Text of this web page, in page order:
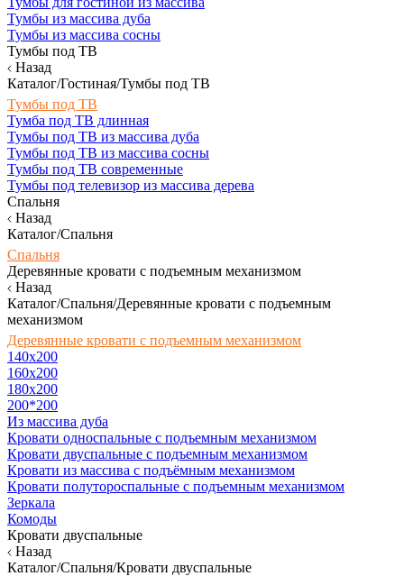
Тумбы из массива дуба
Тумбы из массива сосны
Тумбы под ТВ
Назад
Каталог/Гостиная/Тумбы под ТВ
Тумбы под ТВ
Тумба под ТВ длинная
Тумбы под ТВ из массива дуба
Тумбы под ТВ из массива сосны
Тумбы под ТВ современные
Тумбы под телевизор из массива дерева
Спальня
Назад
Каталог/Спальня
Спальня
Деревянные кровати с подъемным механизмом
Назад
Каталог/Спальня/Деревянные кровати с подъемным
механизмом
Деревянные кровати с подъемным механизмом
140x200
160х200
180х200
200*200
Из массива дуба
Кровати односпальные с подъемным механизмом
Кровати двуспальные с подъемным механизмом
Кровати из массива с подъёмным механизмом
Кровати полутороспальные с подъемным механизмом
Зеркала
Комоды
Кровати двуспальные
Назад
Каталог/Спальня/Кровати двуспальные